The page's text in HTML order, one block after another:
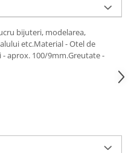
bijuteri, modelarea,
etc.Material - Otel de
aprox. 100/9mm.Greutate -